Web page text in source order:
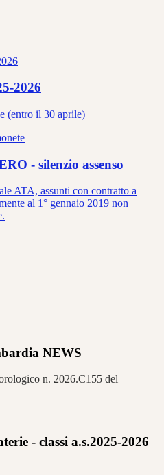
2026
(entro il 30 aprile)
- silenzio assenso
ATA, assunti con contratto a
al 1° gennaio 2019 non
NEWS
n. 2026.C155 del
- classi a.s.2025-2026